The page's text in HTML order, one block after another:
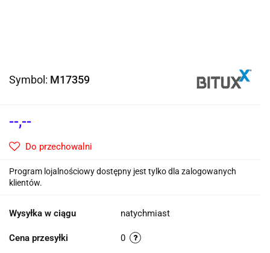
Symbol: M17359
--,--
Do przechowalni
Program lojalnościowy dostępny jest tylko dla zalogowanych
klientów.
Wysyłka w ciągu natychmiast
Cena przesyłki 0